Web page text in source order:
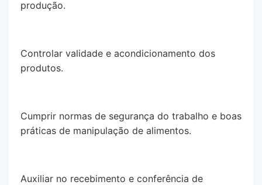
produção.
Controlar validade e acondicionamento dos
produtos.
Cumprir normas de segurança do trabalho e boas
práticas de manipulação de alimentos.
Auxiliar no recebimento e conferência de